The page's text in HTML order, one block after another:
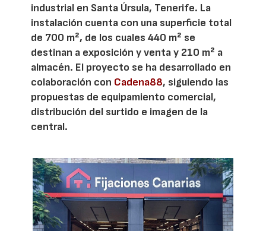
industrial en Santa Úrsula, Tenerife. La
instalación cuenta con una superficie total
de 700 m², de los cuales 440 m² se
destinan a exposición y venta y 210 m² a
almacén. El proyecto se ha desarrollado en
colaboración con Cadena88, siguiendo las
propuestas de equipamiento comercial,
distribución del surtido e imagen de la
central.